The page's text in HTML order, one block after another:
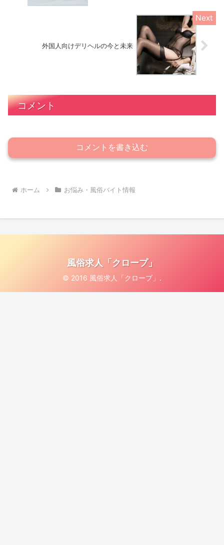
外国人向けデリヘルの今と未来
コメント
コメントを書き込む
ホーム お悩み・風俗バイト情報
風俗求人「クロープ」
© 2016 風俗求人「クロープ」.